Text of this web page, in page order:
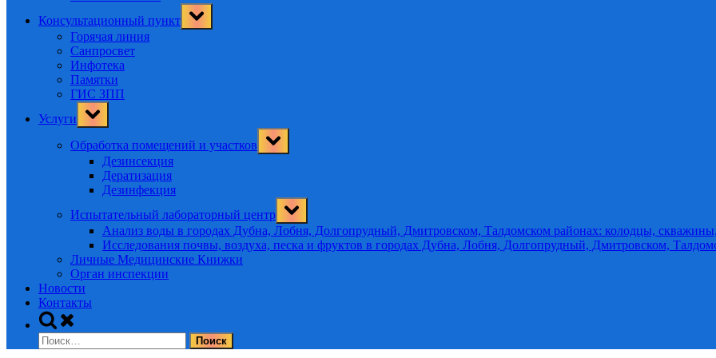
Консультационный пункт
Toggle
sub-
Горячая линия
Санпросвет
Инфотека
Памятки
ГИС ЗПП
Услуги
Toggle
sub-
Обработка помещений и участков
Toggle
sub-
Дезинсекция
Дератизация
Дезинфекция
Испытательный лабораторный центр
Toggle
sub-
menu
Анализ воды в городах Дубна, Лобня, Долгопрудный, Дмитровском, Талдомском районах: колодцы,
Исследования почвы, воздуха, песка и фруктов в городах Дубна, Лобня, Долгопрудный, Дмитровском,
Личные Медицинские Книжки
Орган инспекции
Новости
Контакты
Toggle
search
form
Найти: